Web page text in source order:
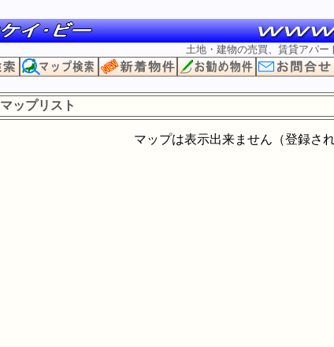
土地・建物の売買、賃貸アパー
マップリスト